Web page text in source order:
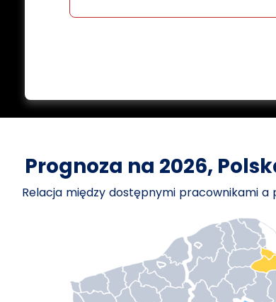
Prognoza na 2026,
Relacja między dostępnymi pracownikami